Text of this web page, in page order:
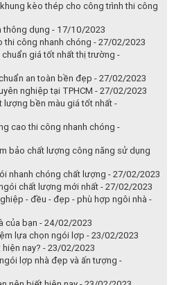
kèo thép cho công trình thi công
thông dụng - 17/10/2023
thi công nhanh chóng - 27/02/2023
giá tốt nhất thị trường -
an toàn bền đẹp - 27/02/2023
nghiệp tại TPHCM - 27/02/2023
lượng bền màu giá tốt nhất -
cao thi công nhanh chóng -
bảo chất lượng công năng sử dụng
nhanh chóng chất lượng - 27/02/2023
chất lượng mới nhất - 27/02/2023
- đều - đẹp - phù hợp ngôi nhà -
của bạn - 24/02/2023
lựa chọn ngói lợp - 23/02/2023
nay? - 23/02/2023
lợp nhà đẹp và ấn tượng -